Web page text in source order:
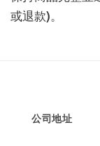
或退款)。
公司地址